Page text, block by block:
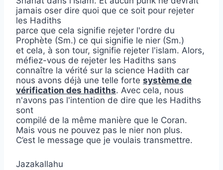
jamais oser dire quoi que ce soit pour rejeter
les Hadiths
parce que cela signifie rejeter l'ordre du
Prophète (Sm.) ce qui signifie le nier (Sm.)
et cela, à son tour, signifie rejeter l'islam. Alors,
méfiez-vous de rejeter les Hadiths sans
connaître la vérité sur la science Hadith car
nous avons déjà une telle forte système de
vérification des hadiths. Avec cela, nous
n'avons pas l'intention de dire que les Hadiths
sont
compilé de la même manière que le Coran.
Mais vous ne pouvez pas le nier non plus.
C’est le message que je voulais transmettre.
Jazakallahu